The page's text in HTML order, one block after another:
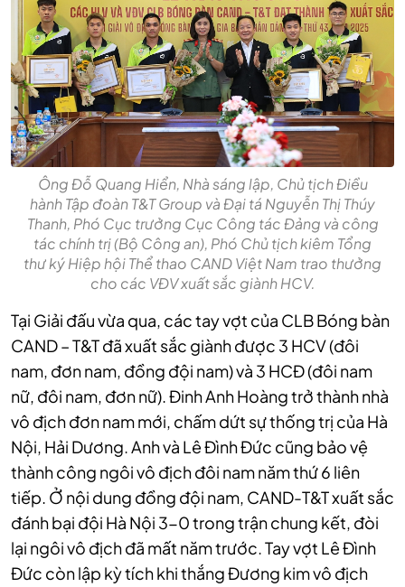
Ông Đỗ Quang Hiển, Nhà sáng lập, Chủ tịch Điều
hành Tập đoàn T&T Group và Đại tá Nguyễn Thị Thúy
Thanh, Phó Cục trưởng Cục Công tác Đảng và công
tác chính trị (Bộ Công an), Phó Chủ tịch kiêm Tổng
thư ký Hiệp hội Thể thao CAND Việt Nam trao thưởng
cho các VĐV xuất sắc giành HCV.
Tại Giải đấu vừa qua, các tay vợt của CLB Bóng bàn
CAND – T&T đã xuất sắc giành được 3 HCV (đôi
nam, đơn nam, đồng đội nam) và 3 HCĐ (đôi nam
nữ, đôi nam, đơn nữ). Đinh Anh Hoàng trở thành nhà
vô địch đơn nam mới, chấm dứt sự thống trị của Hà
Nội, Hải Dương. Anh và Lê Đình Đức cũng bảo vệ
thành công ngôi vô địch đôi nam năm thứ 6 liên
tiếp. Ở nội dung đồng đội nam, CAND-T&T xuất sắc
đánh bại đội Hà Nội 3-0 trong trận chung kết, đòi
lại ngôi vô địch đã mất năm trước. Tay vợt Lê Đình
Đức còn lập kỳ tích khi thắng Đương kim vô địch